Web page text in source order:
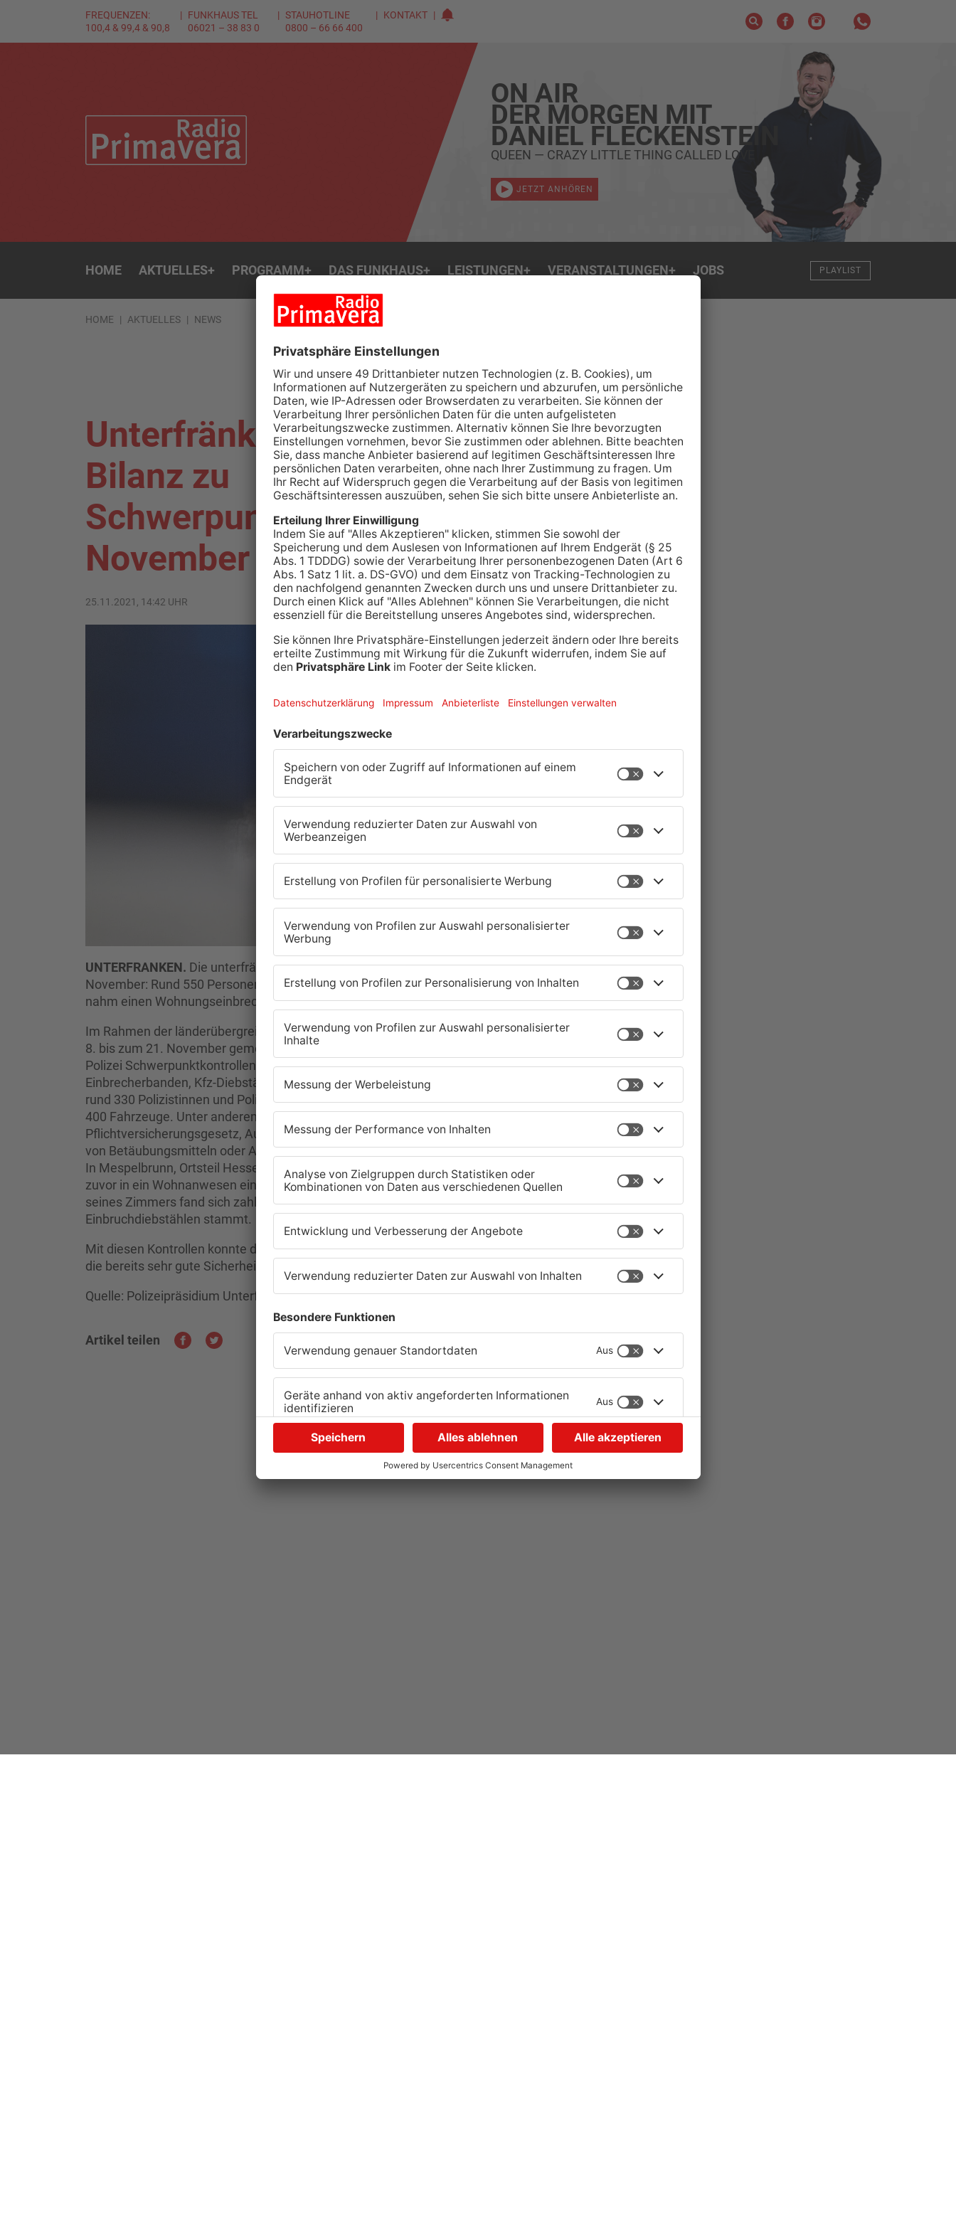
FREQUENZEN:
100,4 & 99,4 & 90,8
FUNKHAUS TEL
06021 – 38 83 0
STAUHOTLINE
0800 – 66 66 400
KONTAKT
ON AIR
DER MORGEN MIT
DANIEL FLECKENSTEIN
QUEEN — CRAZY LITTLE THING CALLED LOVE
JETZT ANHÖREN
HOME AKTUELLES+ PROGRAMM+ DAS FUNKHAUS+ LEISTUNGEN+ VERANSTALTUNGEN+ JOBS PLAYLIST
HOME AKTUELLES NEWS
ANZEIGE
Unterfränkische Polizei zieht
Bilanz zu
Schwerpunktkontrollen im
November
25.11.2021, 14:42 UHR
UNTERFRANKEN. Die unterfränkische Polizei zieht Bilanz zu den Schwerpunktkontrollen im
November: Rund 550 Personen und mehr als 400 Fahrzeuge kontrollierte die Polizei und
nahm einen Wohnungseinbrecher fest.
Im Rahmen der länderübergreifenden Kooperation hat auch die unterfränkische Polizei vom
8. bis zum 21. November gemeinsam mit der Bereitschaftspolizei und der Hessischen
Polizei Schwerpunktkontrollen durchgeführt. Die Hauptzielrichtung der Kontrollen waren
Einbrecherbanden, Kfz-Diebstähle und Betäubungsmittel. In Unterfranken setzte die Polizei
rund 330 Polizistinnen und Polizisten ein und kontrollierte über 550 Personen und mehr als
400 Fahrzeuge. Unter anderem stellten die Beamten Verstöße gegen das
Pflichtversicherungsgesetz, Autofahrer ohne gültige Fahrerlaubnis oder unter dem Einfluss
von Betäubungsmitteln oder Alkohol sowie zur Fahndung ausgeschriebene Personen fest.
In Mespelbrunn, Ortsteil Hessenthal, konnte die Polizei einen Einbrecher festnehmen, der
zuvor in ein Wohnanwesen eingebrochen war. Bei der anschließenden Durchsuchung
seines Zimmers fand sich zahlreiches Diebesgut, das aus mindestens zwei weiteren
Einbruchdiebstählen stammt.
Mit diesen Kontrollen konnte die Region Unterfranken noch sicherer gemacht werden und
die bereits sehr gute Sicherheitslage noch weiter verbessert werden.
Quelle: Polizeipräsidium Unterfranken
Artikel teilen